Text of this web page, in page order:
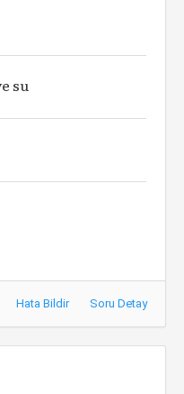
su
Hata Bildir Soru Detay